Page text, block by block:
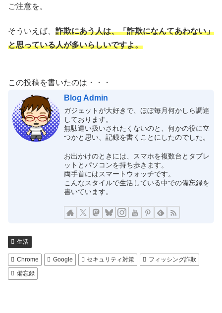
ご注意を。
そういえば、 詐欺にあう人は、「詐欺になんてあわない」
と思っている人が多いらしいですよ。
この投稿を書いたのは・・・
Blog Admin
ガジェットが大好きで、ほぼ毎月何かしら調達
しております。
無駄遣い扱いされたくないのと、何かの役に立
つかと思い、記録を書くことにしたのでした。
お出かけのときには、スマホを複数台とタブレ
ットとパソコンを持ち歩きます。
両手首にはスマートウォッチです。
こんなスタイルで生活している中での備忘録を
書いています。
生活
Chrome Google セキュリティ対策
フィッシング詐欺
備忘録